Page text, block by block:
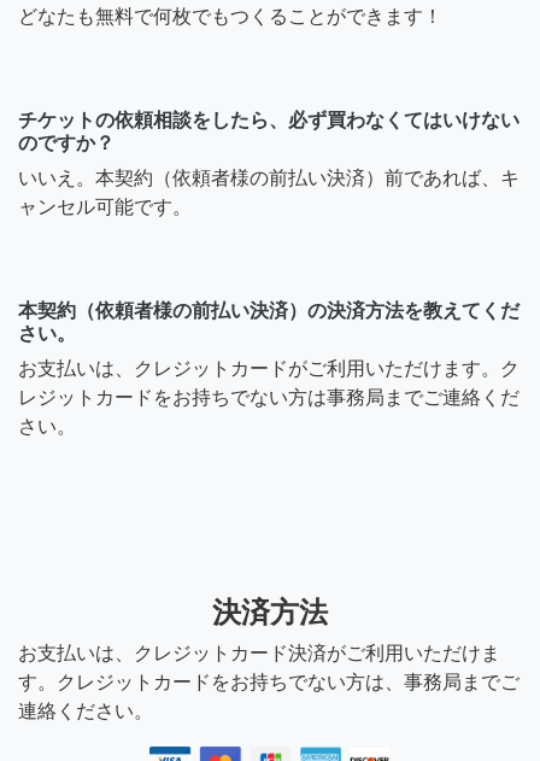
takahiro
メッセージありがとうござ
いた為、単発の派遣会社へ
の依頼を契約しているとこ
頼希望は、そちらの好きな
時間、空いている時間でエ
ょうか？一度、希望を教え
て頂けないでしょうか?よろ
しくお願いします。
どなたも無料で何枚でもつくることができます！
チケットの依頼相談をしたら、必ず買わなくてはいけない
のですか？
いいえ。本契約（依頼者様の前払い決済）前であれば、キ
ャンセル可能です。
本契約（依頼者様の前払い決済）の決済方法を教えてくだ
さい。
お支払いは、クレジットカードがご利用いただけます。ク
レジットカードをお持ちでない方は事務局までご連絡くだ
さい。
決済方法
お支払いは、クレジットカード決済がご利用いただけま
す。クレジットカードをお持ちでない方は、事務局までご
連絡ください。